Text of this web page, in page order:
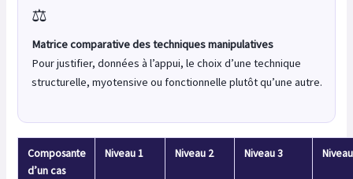
⚖️
Matrice comparative des techniques manipulatives
Pour justifier, données à l’appui, le choix d’une technique
structurelle, myotensive ou fonctionnelle plutôt qu’une autre.
Composante
d’un cas
Niveau 1 Niveau 2 Niveau 3